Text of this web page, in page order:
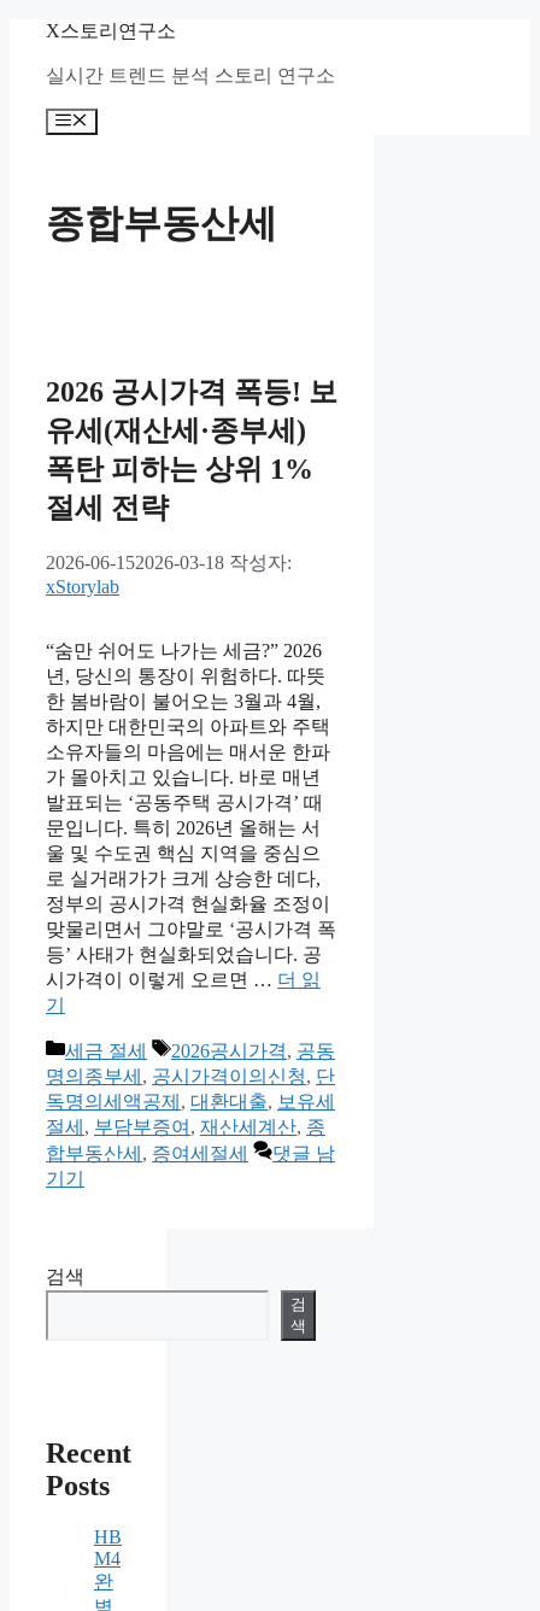
X스토리연구소
실시간 트렌드 분석 스토리 연구소
메
종합부동산세
2026 공시가격 폭등! 보
유세(재산세·종부세)
폭탄 피하는 상위 1%
절세 전략
2026-06-152026-03-18 작성자:
xStorylab
“숨만 쉬어도 나가는 세금?” 2026
년, 당신의 통장이 위험하다. 따뜻
한 봄바람이 불어오는 3월과 4월,
하지만 대한민국의 아파트와 주택
소유자들의 마음에는 매서운 한파
가 몰아치고 있습니다. 바로 매년
발표되는 ‘공동주택 공시가격’ 때
문입니다. 특히 2026년 올해는 서
울 및 수도권 핵심 지역을 중심으
로 실거래가가 크게 상승한 데다,
정부의 공시가격 현실화율 조정이
맞물리면서 그야말로 ‘공시가격 폭
등’ 사태가 현실화되었습니다. 공
시가격이 이렇게 오르면 … 더 읽
기
카
테
고
리
세금 절세
태
그
2026공시가격, 공동
명의종부세 , 공시가격이의신청, 단
독명의세액공제 , 대환대출, 보유세
절세 , 부담부증여 , 재산세계산, 종
합부동산세 , 증여세절세
댓글 남
기기
검색
검
색
Recent
Posts
HB
M4
완
벽